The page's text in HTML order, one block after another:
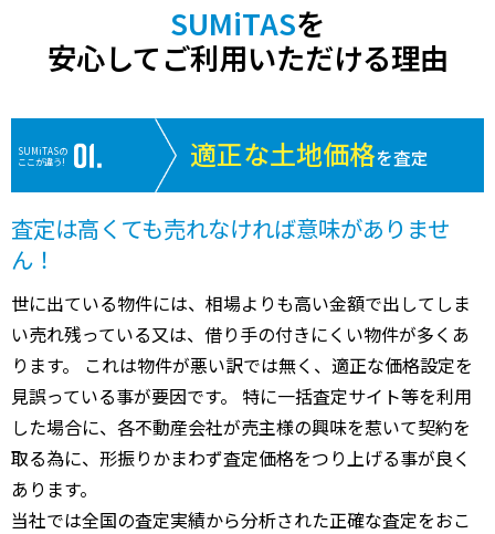
SUMiTASを
安心してご利用いただける理由
SUMiTASの
ここが違う!
適正な土地価格を査定
査定は高くても売れなければ意味がありませ
ん！
世に出ている物件には、相場よりも高い金額で出してしま
い売れ残っている又は、借り手の付きにくい物件が多くあ
ります。 これは物件が悪い訳では無く、適正な価格設定を
見誤っている事が要因です。 特に一括査定サイト等を利用
した場合に、各不動産会社が売主様の興味を惹いて契約を
取る為に、形振りかまわず査定価格をつり上げる事が良く
あります。
当社では全国の査定実績から分析された正確な査定をおこ